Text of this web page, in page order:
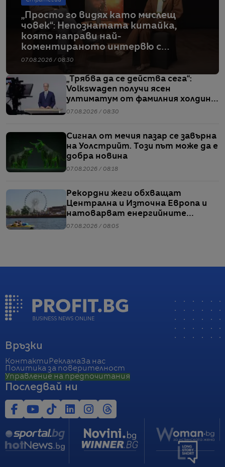
„Просто го видях като мислещ
човек“: Непознатата китайка,
която направи най-
коментираното интервю с
Кристофър Нолан
07.08.2026 / 08:30
„Трябва да се действа сега“:
Volkswagen получи ясен
ултиматум от фамилния холдинг
начело на групата
07.08.2026 / 08:30
Сигнал от мечия пазар се завърна
на Уолстрийт. Този път може да е
добра новина
07.08.2026 / 08:18
Рекордни жеги обхващат
Централна и Източна Европа и
натоварват енергийните
системи
07.08.2026 / 08:05
Връзки
Контакти РекламаЗа нас
Политика за поверителност
Управление на предпочитания
Последвай ни